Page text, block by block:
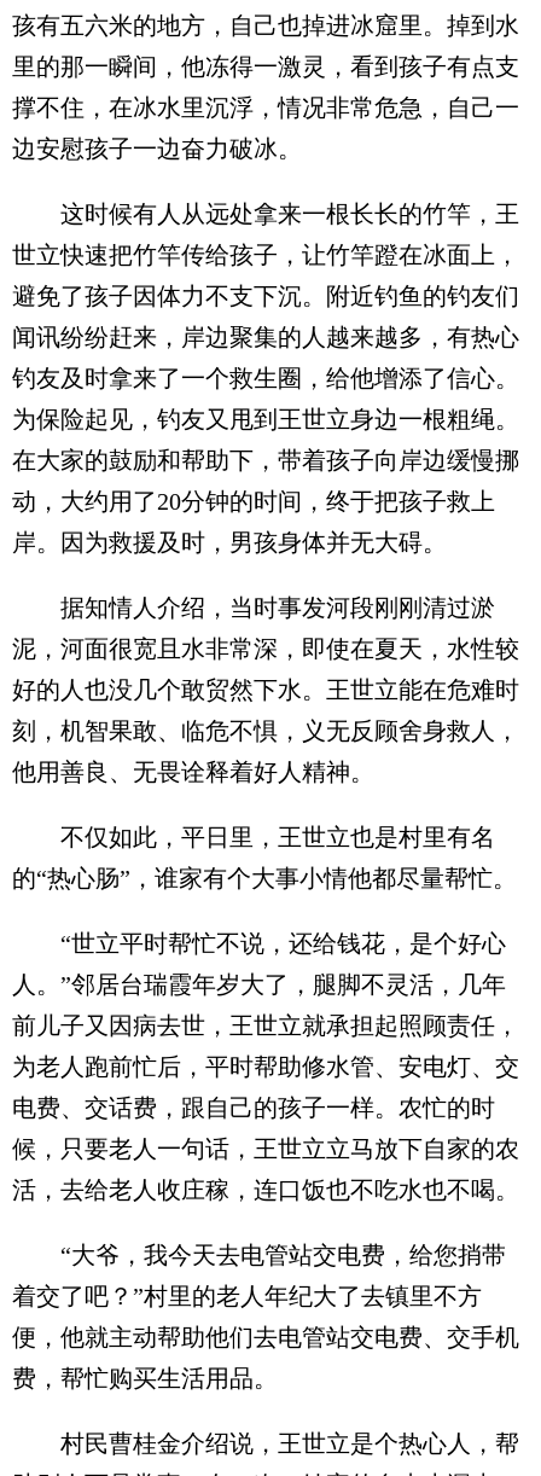
孩有五六米的地方，自己也掉进冰窟里。掉到水
里的那一瞬间，他冻得一激灵，看到孩子有点支
撑不住，在冰水里沉浮，情况非常危急，自己一
边安慰孩子一边奋力破冰。
这时候有人从远处拿来一根长长的竹竿，王
世立快速把竹竿传给孩子，让竹竿蹬在冰面上，
避免了孩子因体力不支下沉。附近钓鱼的钓友们
闻讯纷纷赶来，岸边聚集的人越来越多，有热心
钓友及时拿来了一个救生圈，给他增添了信心。
为保险起见，钓友又甩到王世立身边一根粗绳。
在大家的鼓励和帮助下，带着孩子向岸边缓慢挪
动，大约用了20分钟的时间，终于把孩子救上
岸。因为救援及时，男孩身体并无大碍。
据知情人介绍，当时事发河段刚刚清过淤
泥，河面很宽且水非常深，即使在夏天，水性较
好的人也没几个敢贸然下水。王世立能在危难时
刻，机智果敢、临危不惧，义无反顾舍身救人，
他用善良、无畏诠释着好人精神。
不仅如此，平日里，王世立也是村里有名
的“热心肠”，谁家有个大事小情他都尽量帮忙。
“世立平时帮忙不说，还给钱花，是个好心
人。”邻居台瑞霞年岁大了，腿脚不灵活，几年
前儿子又因病去世，王世立就承担起照顾责任，
为老人跑前忙后，平时帮助修水管、安电灯、交
电费、交话费，跟自己的孩子一样。农忙的时
候，只要老人一句话，王世立立马放下自家的农
活，去给老人收庄稼，连口饭也不吃水也不喝。
“大爷，我今天去电管站交电费，给您捎带
着交了吧？”村里的老人年纪大了去镇里不方
便，他就主动帮助他们去电管站交电费、交手机
费，帮忙购买生活用品。
村民曹桂金介绍说，王世立是个热心人，帮